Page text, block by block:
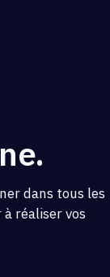
dans tous les
réaliser vos